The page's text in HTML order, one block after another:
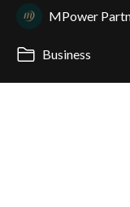
MPower
Business